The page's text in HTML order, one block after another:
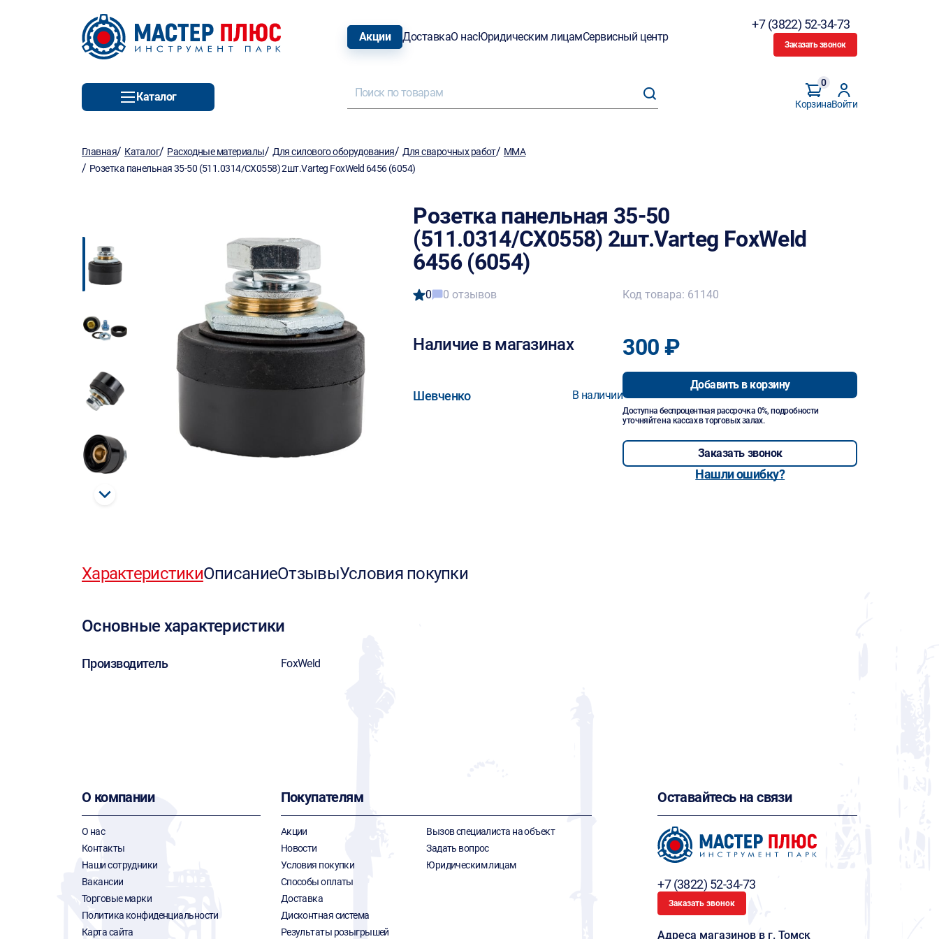
Акции ДоставкаО насЮридическим лицамСервисный центр
+7 (3822) 52-34-73
Заказать звонок
Каталог
Корзина
0
Войти
Главная/ Каталог/ Расходные материалы/ Для силового оборудования/ Для сварочных работ/ MMA
/ Розетка панельная 35-50 (511.0314/CX0558) 2шт.Varteg FoxWeld 6456 (6054)
Розетка панельная 35-50
(511.0314/CX0558) 2шт.Varteg FoxWeld
6456 (6054)
0 0 отзывов
Наличие в магазинах
Шевченко В наличии
Код товара: 61140
300 ₽
Добавить в корзину
Доступна беспроцентная рассрочка 0%, подробности
уточняйте на кассах в торговых залах.
Заказать звонок
Нашли ошибку?
ХарактеристикиОписаниеОтзывыУсловия покупки
Основные характеристики
Производитель FoxWeld
О компании
О нас
Контакты
Наши сотрудники
Вакансии
Торговые марки
Политика конфиденциальности
Карта сайта
Покупателям
Акции
Новости
Условия покупки
Способы оплаты
Доставка
Дисконтная система
Результаты розыгрышей
Вызов специалиста на объект
Задать вопрос
Юридическим лицам
Оставайтесь на связи
+7 (3822) 52-34-73
Заказать звонок
Адреса магазинов в г. Томск